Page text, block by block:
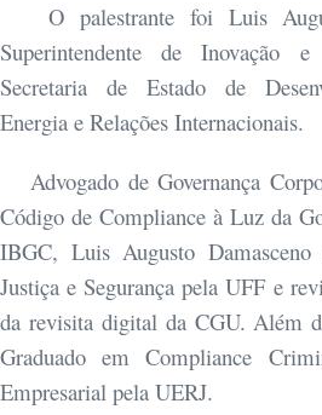
O palestrante foi Luis
Superintendente de Inovação e
Secretaria de Estado de
Energia e Relações Internacionais.
Advogado de Governança
Código de Compliance à Luz da
IBGC, Luis Augusto
Justiça e Segurança pela UFF e
da revisita digital da CGU. Além
Graduado em Compliance
Empresarial pela UERJ.